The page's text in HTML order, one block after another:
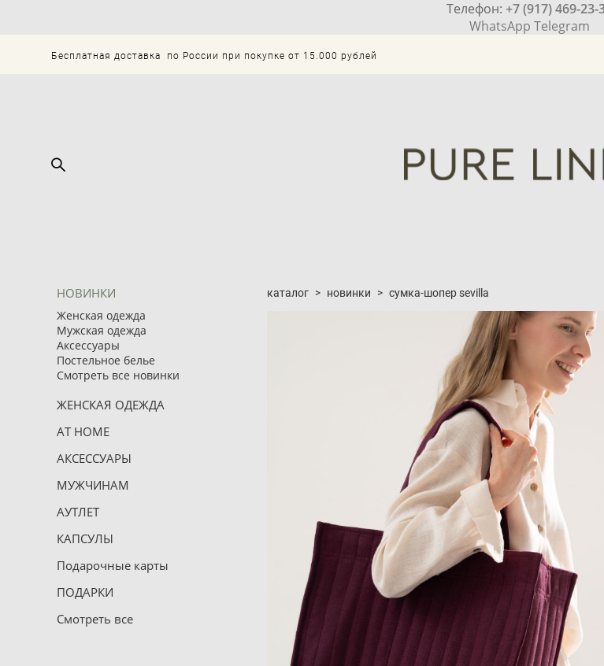
Телефон: +7 (917) 469-23-
WhatsApp Telegram
Бесплатная доставка по России при покупке от 15.000 рублей
НОВИНКИ
Женская одежда
Мужская одежда
Аксессуары
Постельное белье
Смотреть все новинки
ЖЕНСКАЯ ОДЕЖДА
AT HOME
АКСЕССУАРЫ
МУЖЧИНАМ
АУТЛЕТ
КАПСУЛЫ
Подарочные карты
ПОДАРКИ
Смотреть все
каталог > новинки > сумка-шопер sevilla